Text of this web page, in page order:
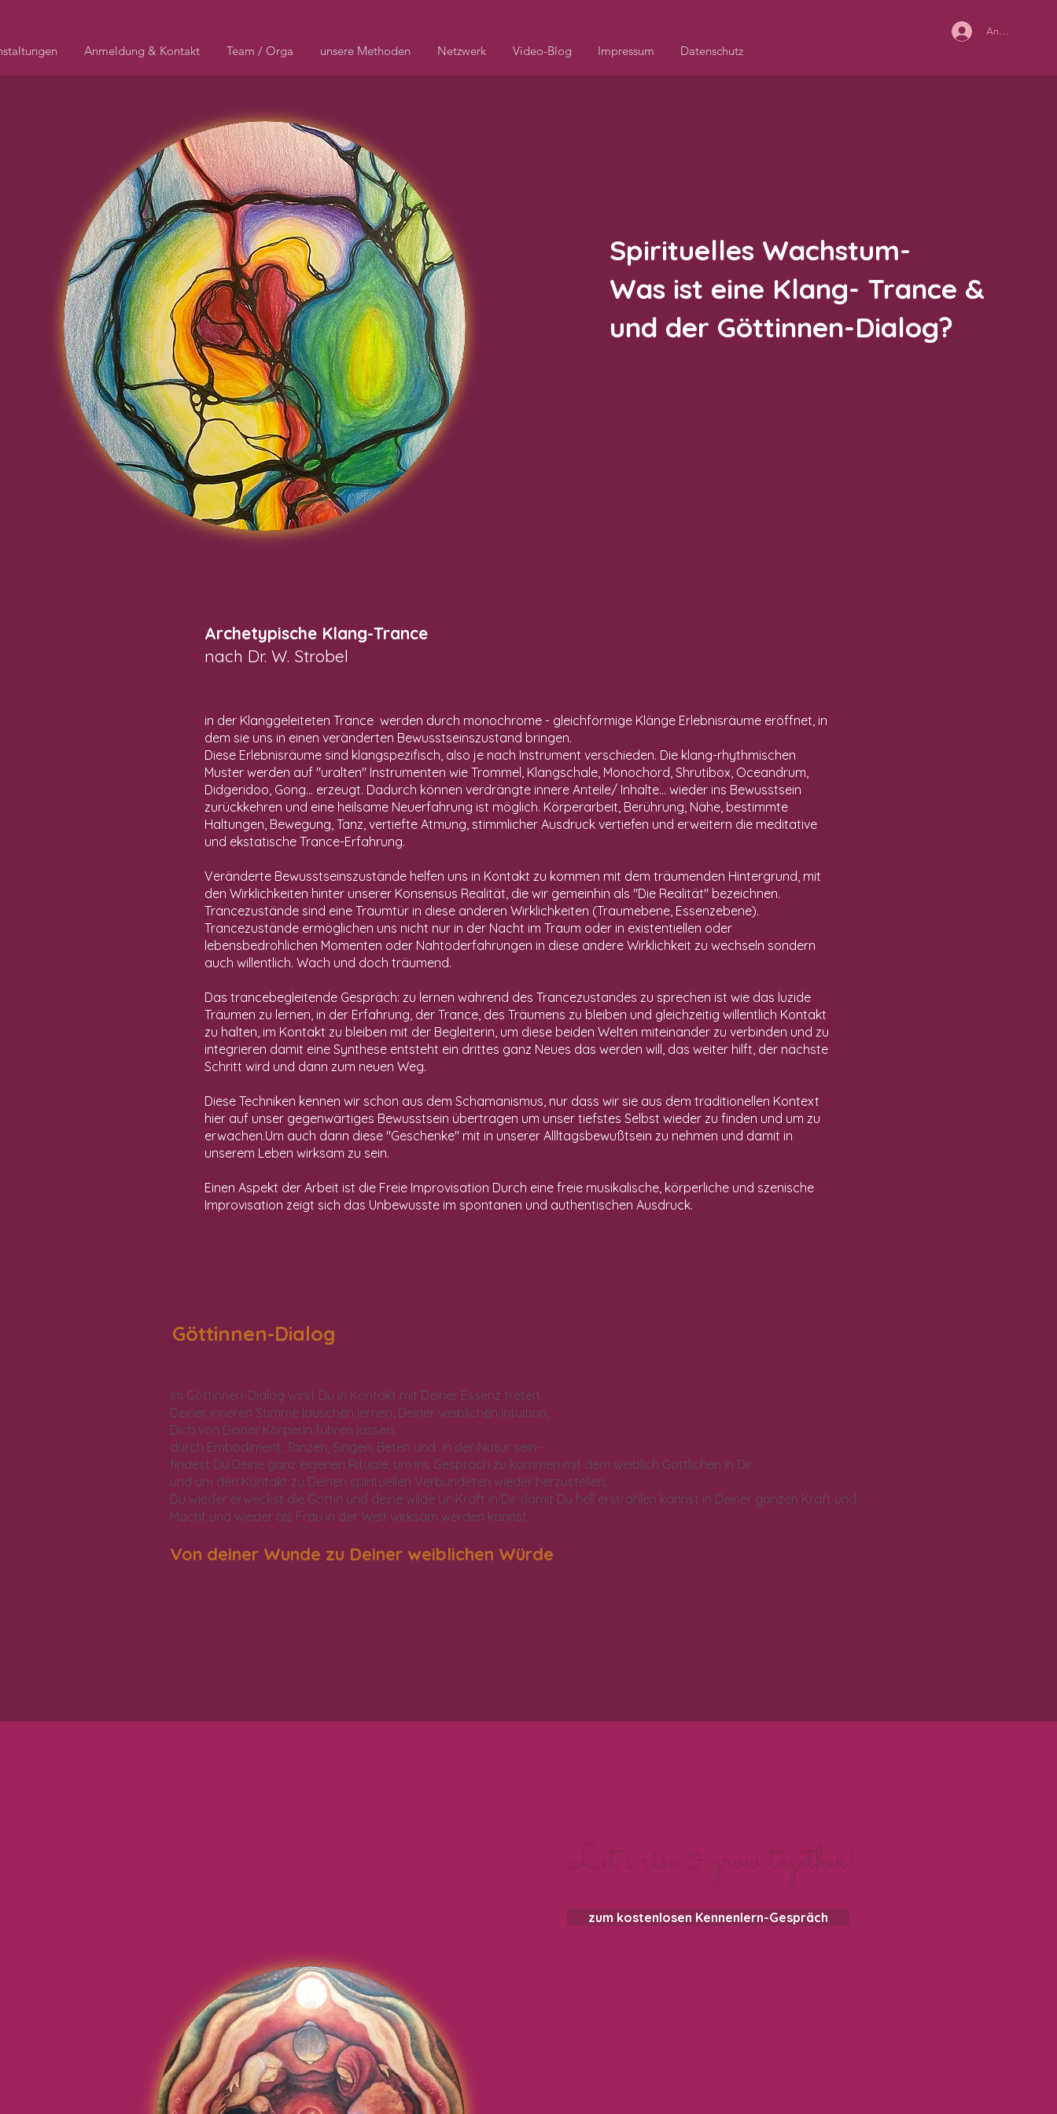
Anmeldung & Kontakt Team / Orga unsere Methoden Netzwerk Video-Blog Impressum Datenschutz
Anmelden
Spirituelles Wachstum-
Was ist eine Klang- Trance &
und der Göttinnen-Dialog?
Archetypische Klang-Trance
nach Dr. W. Strobel
in der Klanggeleiteten Trance werden durch monochrome - gleichförmige Klänge Erlebnisräume eröffnet, in
dem sie uns in einen veränderten Bewusstseinszustand bringen.
Diese Erlebnisräume sind klangspezifisch, also je nach Instrument verschieden. Die klang-rhythmischen
Muster werden auf "uralten" Instrumenten wie Trommel, Klangschale, Monochord, Shrutibox, Oceandrum,
Didgeridoo, Gong... erzeugt. Dadurch können verdrängte innere Anteile/ Inhalte... wieder ins Bewusstsein
zurückkehren und eine heilsame Neuerfahrung ist möglich. Körperarbeit, Berührung, Nähe, bestimmte
Haltungen, Bewegung, Tanz, vertiefte Atmung, stimmlicher Ausdruck vertiefen und erweitern die meditative
und ekstatische Trance-Erfahrung.
Veränderte Bewusstseinszustände helfen uns in Kontakt zu kommen mit dem träumenden Hintergrund, mit
den Wirklichkeiten hinter unserer Konsensus Realität, die wir gemeinhin als "Die Realität" bezeichnen.
Trancezustände sind eine Traumtür in diese anderen Wirklichkeiten (Traumebene, Essenzebene).
Trancezustände ermöglichen uns nicht nur in der Nacht im Traum oder in existentiellen oder
lebensbedrohlichen Momenten oder Nahtoderfahrungen in diese andere Wirklichkeit zu wechseln sondern
auch willentlich. Wach und doch träumend.
Das trancebegleitende Gespräch: zu lernen während des Trancezustandes zu sprechen ist wie das luzide
Träumen zu lernen, in der Erfahrung, der Trance, des Träumens zu bleiben und gleichzeitig willentlich Kontakt
zu halten, im Kontakt zu bleiben mit der Begleiterin, um diese beiden Welten miteinander zu verbinden und zu
integrieren damit eine Synthese entsteht ein drittes ganz Neues das werden will, das weiter hilft, der nächste
Schritt wird und dann zum neuen Weg.
Diese Techniken kennen wir schon aus dem Schamanismus, nur dass wir sie aus dem traditionellen Kontext
hier auf unser gegenwärtiges Bewusstsein übertragen um unser tiefstes Selbst wieder zu finden und um zu
erwachen.Um auch dann diese "Geschenke" mit in unserer Allltagsbewußtsein zu nehmen und damit in
unserem Leben wirksam zu sein.
Einen Aspekt der Arbeit ist die Freie Improvisation Durch eine freie musikalische, körperliche und szenische
Improvisation zeigt sich das Unbewusste im spontanen und authentischen Ausdruck.
Göttinnen-Dialog
Im Göttinnen-Dialog wirst Du in Kontakt mit Deiner Essenz treten,
Deiner inneren Stimme lauschen lernen, Deiner weiblichen Intuition,
Dich von Deiner Körperin führen lassen,
durch Embodiment, Tanzen, Singen, Beten und in der Natur sein-
findest Du Deine ganz eigenen Rituale, um ins Gespräch zu kommen mit dem weiblich Göttlichen in Dir
und um den Kontakt zu Deinen spirituellen Verbündeten wieder herzustellen.
Du wieder erweckst die Göttin und deine wilde Ur-Kraft in Dir damit Du hell erstrahlen kannst in Deiner ganzen Kraft und
Macht und wieder als Frau in der Welt wirksam werden kannst.
Von deiner Wunde zu Deiner weiblichen Würde
Let´s rise & grow together!
zum kostenlosen Kennenlern-Gespräch